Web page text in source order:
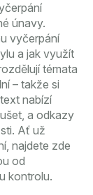
únavy.
vyčerpání
a jak využít
témata
– takže si
nabízí
a odkazy
Ať už
najdete zde
od
kontrolu.